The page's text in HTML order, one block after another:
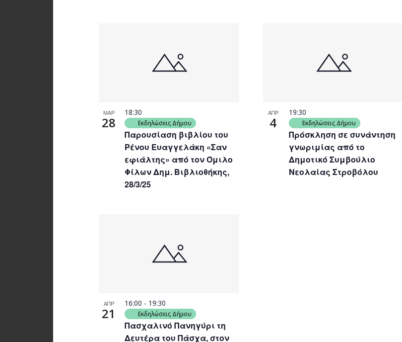
ΜΑΡ
28
Παρουσίαση βιβλίου του
Ρένου Ευαγγελάκη «Σαν
εφιάλτης» από τον Όμιλο
Φίλων Δημ. Βιβλιοθήκης,
28/3/25
18:30
Εκδηλώσεις Δήμου
ΑΠΡ
4
Πρόσκληση σε συνάντηση
γνωριμίας από το
Δημοτικό Συμβούλιο
Νεολαίας Στροβόλου
19:30
Εκδηλώσεις Δήμου
ΑΠΡ
21
Πασχαλινό Πανηγύρι τη
Δευτέρα του Πάσχα, στον
16:00 - 19:30
Εκδηλώσεις Δήμου